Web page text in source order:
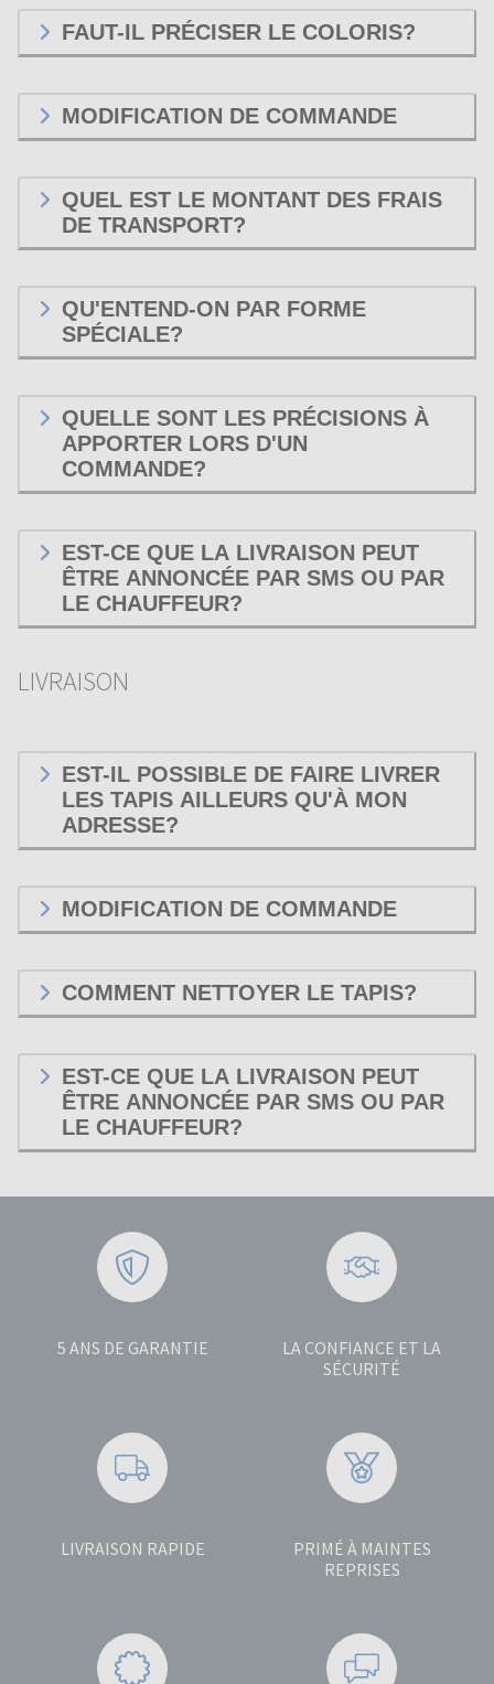
FAUT-IL PRÉCISER LE COLORIS?
MODIFICATION DE COMMANDE
QUEL EST LE MONTANT DES FRAIS
DE TRANSPORT?
QU'ENTEND-ON PAR FORME
SPÉCIALE?
QUELLE SONT LES PRÉCISIONS À
APPORTER LORS D'UN
COMMANDE?
EST-CE QUE LA LIVRAISON PEUT
ÊTRE ANNONCÉE PAR SMS OU PAR
LE CHAUFFEUR?
LIVRAISON
EST-IL POSSIBLE DE FAIRE LIVRER
LES TAPIS AILLEURS QU'À MON
ADRESSE?
MODIFICATION DE COMMANDE
COMMENT NETTOYER LE TAPIS?
EST-CE QUE LA LIVRAISON PEUT
ÊTRE ANNONCÉE PAR SMS OU PAR
LE CHAUFFEUR?
5 ANS DE GARANTIE
LA CONFIANCE ET LA
SÉCURITÉ
LIVRAISON RAPIDE
PRIMÉ À MAINTES
REPRISES